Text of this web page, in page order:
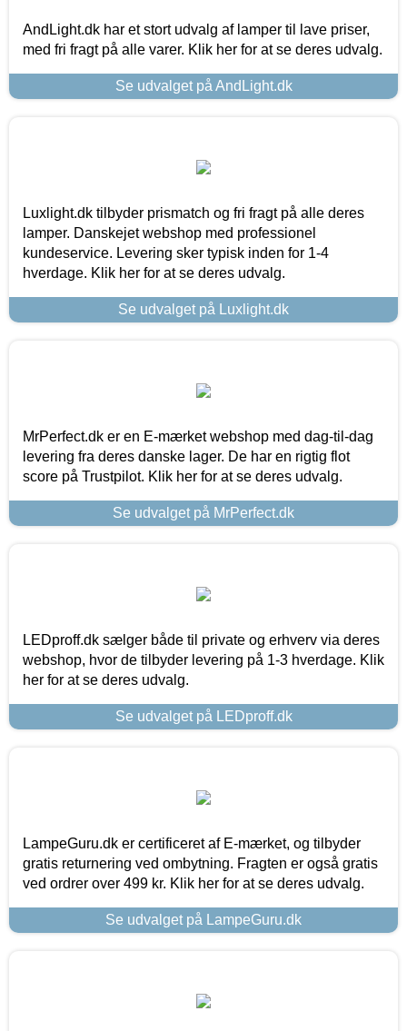
AndLight.dk har et stort udvalg af lamper til lave priser,
med fri fragt på alle varer. Klik her for at se deres udvalg.
Se udvalget på AndLight.dk
Luxlight.dk tilbyder prismatch og fri fragt på alle deres
lamper. Danskejet webshop med professionel
kundeservice. Levering sker typisk inden for 1-4
hverdage. Klik her for at se deres udvalg.
Se udvalget på Luxlight.dk
MrPerfect.dk er en E-mærket webshop med dag-til-dag
levering fra deres danske lager. De har en rigtig flot
score på Trustpilot. Klik her for at se deres udvalg.
Se udvalget på MrPerfect.dk
LEDproff.dk sælger både til private og erhverv via deres
webshop, hvor de tilbyder levering på 1-3 hverdage. Klik
her for at se deres udvalg.
Se udvalget på LEDproff.dk
LampeGuru.dk er certificeret af E-mærket, og tilbyder
gratis returnering ved ombytning. Fragten er også gratis
ved ordrer over 499 kr. Klik her for at se deres udvalg.
Se udvalget på LampeGuru.dk